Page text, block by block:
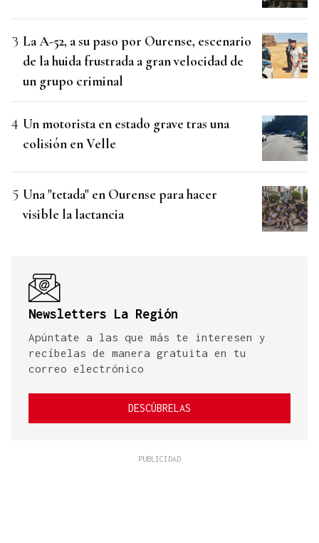
La A-52, a su paso por Ourense, escenario
de la huida frustrada a gran velocidad de
un grupo criminal
Un motorista en estado grave tras una
colisión en Velle
Una "tetada" en Ourense para hacer
visible la lactancia
Newsletters La Región
Apúntate a las que más te interesen y
recíbelas de manera gratuita en tu
correo electrónico
DESCÚBRELAS